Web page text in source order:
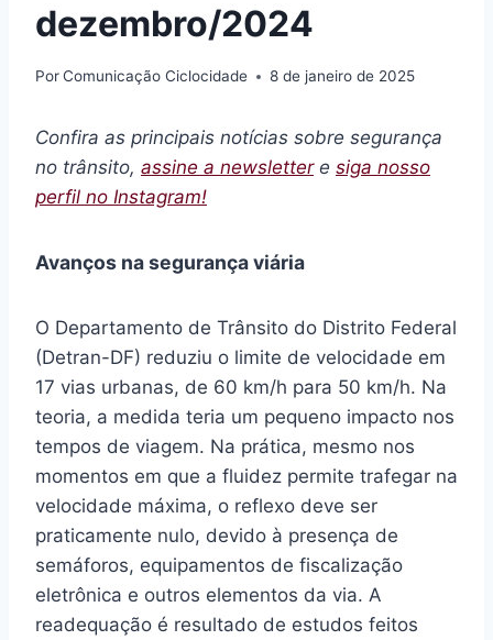
dezembro/2024
PorComunicação Ciclocidade 8 de janeiro de 2025
Confira as principais notícias sobre segurança
no trânsito, assine a newslettere siga nosso
perfil no Instagram!
Avanços na segurança viária
O Departamento de Trânsito do Distrito Federal
(Detran-DF) reduziu o limite de velocidade em
17 vias urbanas, de 60 km/h para 50 km/h. Na
teoria, a medida teria um pequeno impacto nos
tempos de viagem. Na prática, mesmo nos
momentos em que a fluidez permite trafegar na
velocidade máxima, o reflexo deve ser
praticamente nulo, devido à presença de
semáforos, equipamentos de fiscalização
eletrônica e outros elementos da via. A
readequação é resultado de estudos feitos